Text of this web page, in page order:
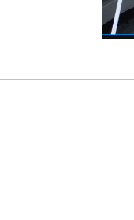
播、新媒体
针对性的技